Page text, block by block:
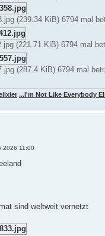
(239.34 KiB) 6794 mal
(221.71 KiB) 6794 mal
(287.4 KiB) 6794 mal
...I'm Not Like Everybody
11:00
sind weltweit vernetzt